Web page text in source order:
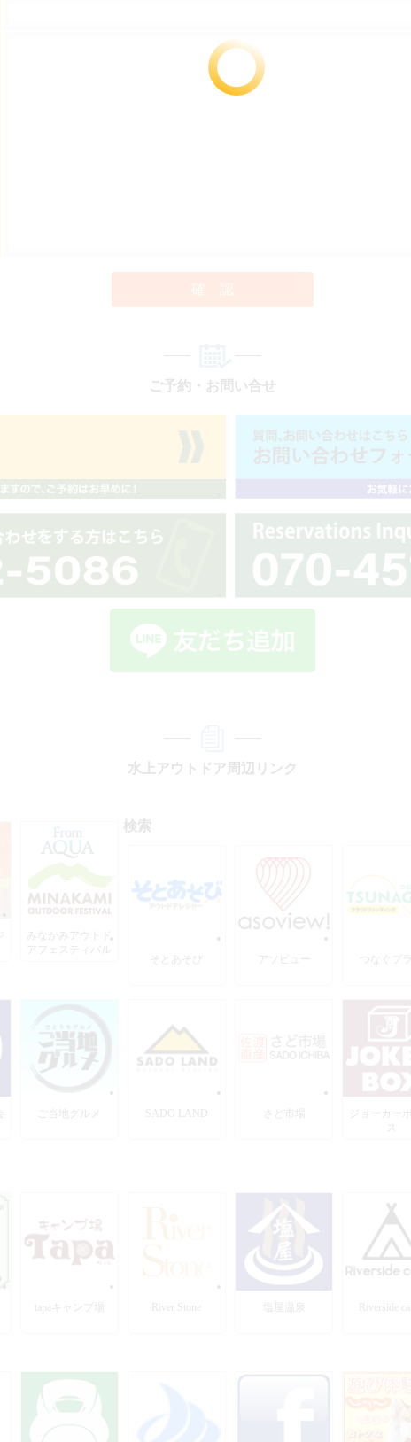
確 認
ご予約・お問い合せ
水上アウトドア周辺リンク
みなかみアウトド
アフェスティバル
検索
そとあそび アソビュー つなぐプ
ご当地グルメ SADO LAND さど市場
ジョーカー
ス
tapaキャンプ場 River Stone 塩屋温泉 Riverside